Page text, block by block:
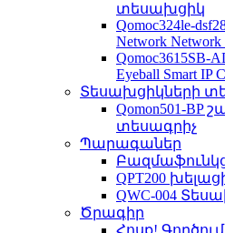
տեսախցիկ
Qomoc324le-
Network Network
Qomoc3615SB-
Eyeball Smart IP
Տեսախցիկների
Qomon501-BP
տեսագրիչ
Պարագաներ
QPT200
QWC-004
Ծրագիր
Հոսք! Գործում